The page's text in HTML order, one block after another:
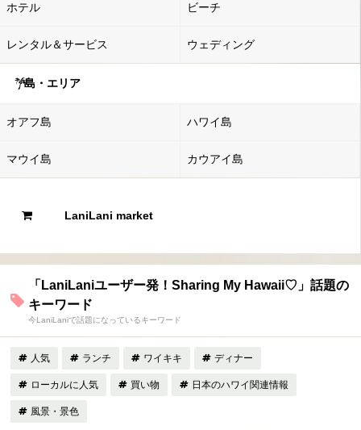
ホテル ビーチ
レンタル＆サービス ウェディング
島・エリア
オアフ島 ハワイ島
マウイ島 カウアイ島
LaniLani market
「LaniLaniユーザー発！Sharing My Hawaii♡」話題の
キーワード
今LaniLaniで話題になっているキーワード
人気 ランチ ワイキキ ディナー
ローカルに人気 買い物 日本のハワイ関連情報
風景・景色